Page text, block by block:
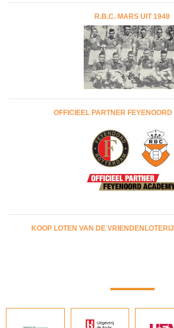
R.B.C. MARS UIT 1948
OFFICIEEL PARTNER
KOOP LOTEN VAN DE